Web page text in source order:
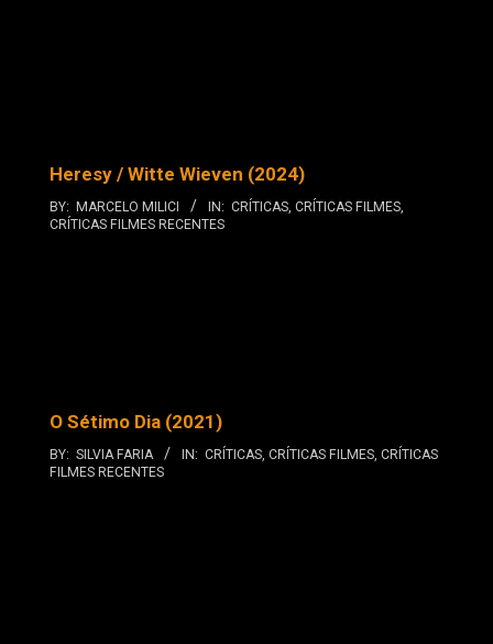
Heresy / Witte Wieven (2024)
BY: MARCELO MILICI IN: CRÍTICAS, CRÍTICAS FILMES,
CRÍTICAS FILMES RECENTES
O Sétimo Dia (2021)
BY: SILVIA FARIA IN: CRÍTICAS, CRÍTICAS FILMES, CRÍTICAS
FILMES RECENTES